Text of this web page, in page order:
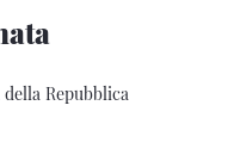
Repubblica